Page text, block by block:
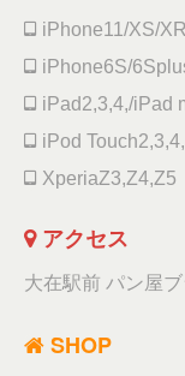
iPhone11/XS/
iPhone6S/
iPad2,3,4,/iPad
iPod
XperiaZ3,Z4,Z5
アクセス
大在駅前 パン屋
SHOP